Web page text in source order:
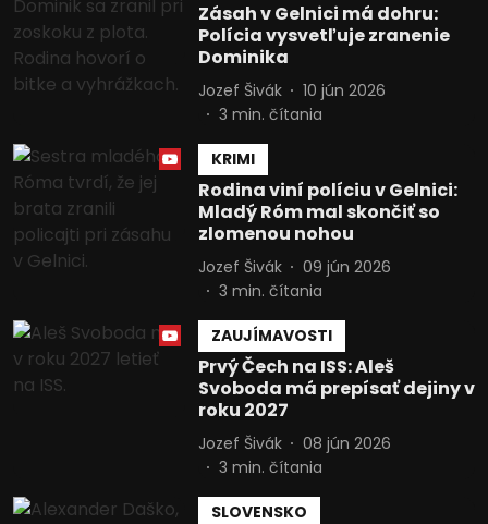
Zásah v Gelnici má dohru:
Polícia vysvetľuje zranenie
Dominika
Jozef Šivák
10 jún 2026
3 min. čítania
KRIMI
Rodina viní políciu v Gelnici:
Mladý Róm mal skončiť so
zlomenou nohou
Jozef Šivák
09 jún 2026
3 min. čítania
ZAUJÍMAVOSTI
Prvý Čech na ISS: Aleš
Svoboda má prepísať dejiny v
roku 2027
Jozef Šivák
08 jún 2026
3 min. čítania
SLOVENSKO